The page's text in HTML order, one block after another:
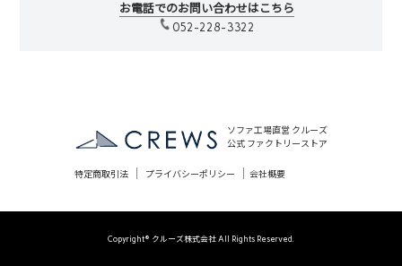
ソファ工場直営 クルーズ
公式 ファクトリーストア
特定商取引法 プライバシーポリシー 会社概要
お電話でのお問い合わせはこちら
052-228-3322
Copyright© クルーズ株式会社 All Rights Reserved.